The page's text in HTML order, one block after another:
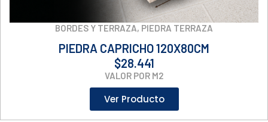
BORDES Y TERRAZA, PIEDRA TERRAZA
PIEDRA CAPRICHO 120X80CM
$28.441
VALOR POR M2
Ver Producto